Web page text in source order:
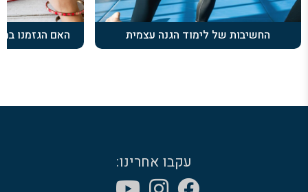
החשיבות של לימוד הגנה עצמית האם הגזמנו
עקבו אחרינו: